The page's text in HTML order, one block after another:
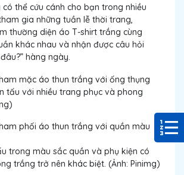
thể cứu cánh cho bạn trong nhiều
gia những tuần lễ thời trang,
thường diện áo T-shirt trắng cùng
khác nhau và nhận được câu hỏi
hàng ngày.
tấu với nhiều trang phục và phong
trong màu sắc quần và phụ kiện có
trắng trở nên khác biệt. (Ảnh: Pinimg)